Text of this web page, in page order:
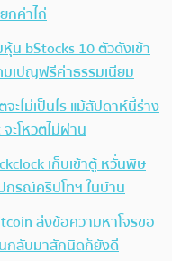
กค่าไถ่
น bStocks 10 ตัวดังเข้า
เปญฟรีค่าธรรมเนียม
ะไม่เป็นไร แม้สัปดาห์นี้ร่าง
ะโหวตไม่ผ่าน
เก็บเข้าตู้ หวั่นพิษ
กรณ์คริปโทฯ ในบ้าน
ส่งข้อความหาโจรขอ
กลับมาสักนิดก็ยังดี